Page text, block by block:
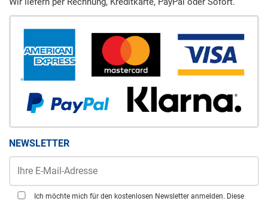
NEWSLETTER
Ich möchte mich für den kostenlosen Newsletter anmelden. Diese